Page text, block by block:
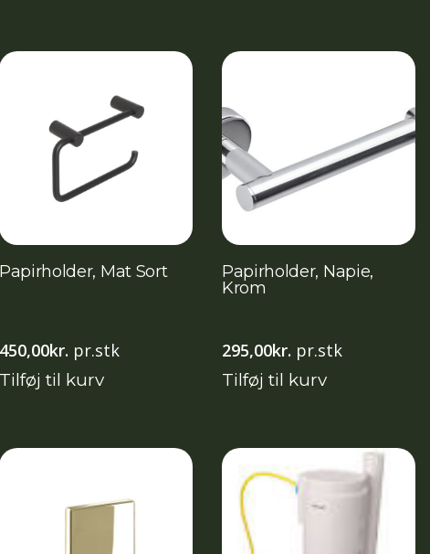
Papirholder, Mat Sort
450,00kr. pr.stk
Tilføj til kurv
Papirholder, Napie,
Krom
295,00kr. pr.stk
Tilføj til kurv